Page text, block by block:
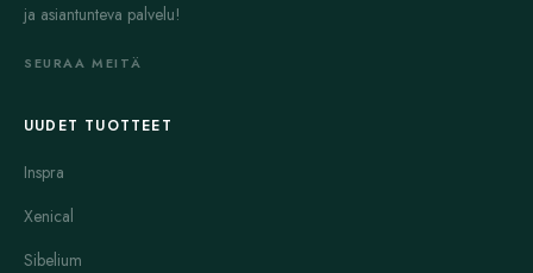
ja asiantunteva palvelu!
SEURAA MEITÄ
UUDET TUOTTEET
Inspra
Xenical
Sibelium